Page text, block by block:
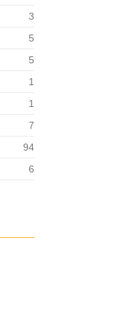
3
5
5
1
1
7
94
6